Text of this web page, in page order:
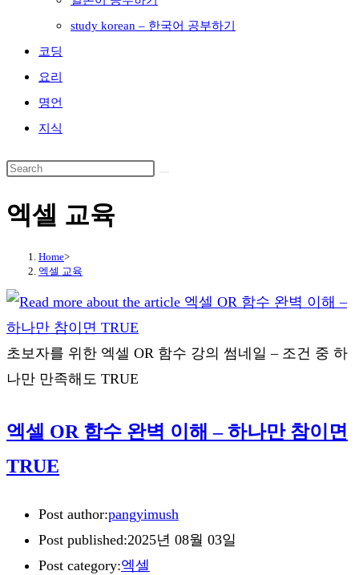
study korean – 한국어 공부하기
코딩
요리
명언
지식
엑셀 교육
Home>
엑셀 교육
초보자를 위한 엑셀 OR 함수 강의 썸네일 – 조건 중 하
나만 만족해도 TRUE
엑셀 OR 함수 완벽 이해 – 하나만 참이면
TRUE
Post author:pangyimush
Post published:2025년 08월 03일
Post category:엑셀